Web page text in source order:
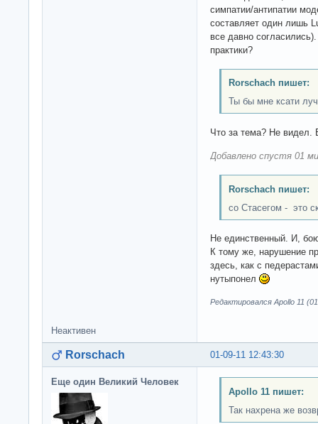
симпатии/антипатии
составляет один лишь
все давно
практики?
Rorschach пишет:
Ты бы мне ксати
Что за тема? Не видел.
Добавлено спустя 01
Rorschach пишет:
со Стасегом - это
Не единственный. И,
К тому же, нарушение
здесь, как с
нутыпонел
Редактировался Apollo 11
Неактивен
01-09-11 12:43:30
Rorschach
Еще один Великий Человек
Apollo 11 пишет:
Так нахрена же